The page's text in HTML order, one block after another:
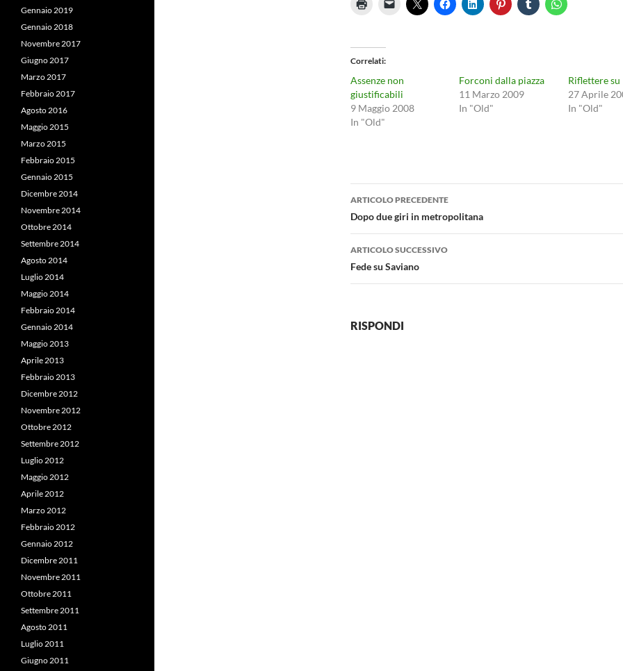
Correlati
Assenze non
giustificabili
9 Maggio 2008
In "Old"
Forconi dalla piazza
11 Marzo 2009
In "Old"
Riflettere
27 Aprile
In "Old"
Navigazione
articolo
ARTICOLO PRECEDENTE
Dopo due giri in metropolitana
ARTICOLO SUCCESSIVO
Fede su Saviano
RISPONDI
Gennaio 2019
Gennaio 2018
Novembre 2017
Giugno 2017
Marzo 2017
Febbraio 2017
Agosto 2016
Maggio 2015
Marzo 2015
Febbraio 2015
Gennaio 2015
Dicembre 2014
Novembre 2014
Ottobre 2014
Settembre 2014
Agosto 2014
Luglio 2014
Maggio 2014
Febbraio 2014
Gennaio 2014
Maggio 2013
Aprile 2013
Febbraio 2013
Dicembre 2012
Novembre 2012
Ottobre 2012
Settembre 2012
Luglio 2012
Maggio 2012
Aprile 2012
Marzo 2012
Febbraio 2012
Gennaio 2012
Dicembre 2011
Novembre 2011
Ottobre 2011
Settembre 2011
Agosto 2011
Luglio 2011
Giugno 2011